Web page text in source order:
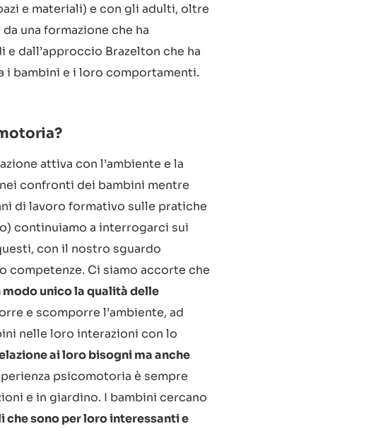
e materiali) e con gli adulti, oltre
una formazione che ha
dall’approccio Brazelton che ha
i bambini e i loro comportamenti.
attiva con l’ambiente e la
confronti dei bambini mentre
di lavoro formativo sulle pratiche
continuiamo a interrogarci sui
con il nostro sguardo
competenze. Ci siamo accorte che
unico la qualità delle
e scomporre l’ambiente, ad
nelle loro interazioni con lo
ai loro bisogni ma anche
psicomotoria è sempre
e in giardino. I bambini cercano
che sono per loro interessanti e